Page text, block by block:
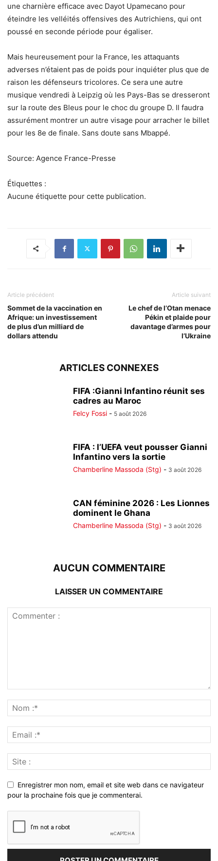
une charnière efficace avec Dayot Upamecano pour
éteindre les velléités offensives des Autrichiens, qui ont
poussé en seconde période pour égaliser.
Mais heureusement pour la France, les attaquants
adverses n’étaient pas de poids pour inquiéter plus que de
raison les défenseurs tricolores. Ce sera une autre
musique vendredi à Leipzig où les Pays-Bas se dresseront
sur la route des Bleus pour le choc du groupe D. Il faudra
assurément montrer un autre visage pour arracher le billet
pour les 8e de finale. Sans doute sans Mbappé.
Source: Agence France-Presse
Étiquettes :
Aucune étiquette pour cette publication.
Article précédent
Sommet de la vaccination en
Afrique: un investissement
de plus d’un milliard de
dollars attendu
Article suivant
Le chef de l’Otan menace
Pékin et plaide pour
davantage d’armes pour
l’Ukraine
ARTICLES CONNEXES
FIFA :Gianni Infantino réunit ses
cadres au Maroc
Felcy Fossi - 5 août 2026
FIFA : l’UEFA veut pousser Gianni
Infantino vers la sortie
Chamberline Massoda (Stg) - 3 août 2026
CAN féminine 2026 : Les Lionnes
dominent le Ghana
Chamberline Massoda (Stg) - 3 août 2026
AUCUN COMMENTAIRE
LAISSER UN COMMENTAIRE
Enregistrer mon nom, email et site web dans ce navigateur
pour la prochaine fois que je commenterai.